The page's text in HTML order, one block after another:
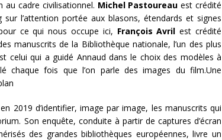
au cadre civilisationnel. Michel Pastoureau est crédité
l’attention portée aux blasons, étendards et signes
ce qui nous occupe ici, François Avril est crédité
manuscrits de la Bibliothèque nationale, l’un des plus
celui qui a guidé Annaud dans le choix des modèles à
chaque fois que l’on parle des images du film.Une
2019 d’identifier, image par image, les manuscrits qui
Son enquête, conduite à partir de captures d’écran
des grandes bibliothèques européennes, livre un